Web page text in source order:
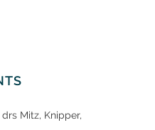
Mitz, Knipper,